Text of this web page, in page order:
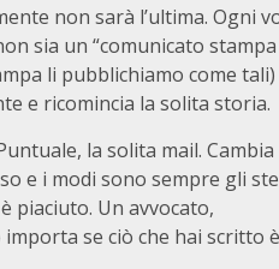
non sarà l’ultima. Ogni
sia un “comunicato stampa
li pubblichiamo come tali)
e ricomincia la solita storia.
la solita mail. Cambia
e i modi sono sempre gli
piaciuto. Un avvocato,
se ciò che hai scritto